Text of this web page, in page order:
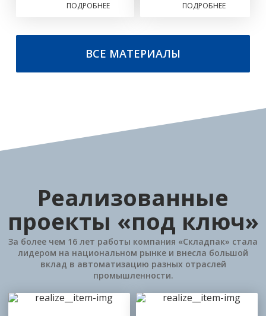
ПОДРОБНЕЕ ПОДРОБНЕЕ
ВСЕ МАТЕРИАЛЫ
Реализованные
проекты «под ключ»
За более чем 16 лет работы компания «Складпак» стала
лидером на национальном рынке и внесла большой
вклад в автоматизацию разных отраслей
промышленности.